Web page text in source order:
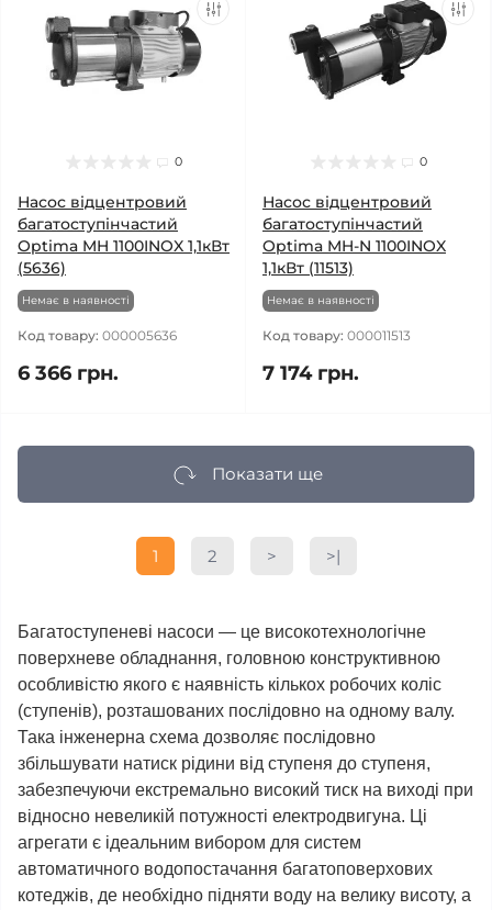
0
Насос відцентровий
багатоступінчастий
Optima MH 1100INOX 1,1кВт
(5636)
Немає в наявності
Код товару: 000005636
6 366 грн.
0
Насос відцентровий
багатоступінчастий
Optima MH-N 1100INOX
1,1кВт (11513)
Немає в наявності
Код товару: 000011513
7 174 грн.
Показати ще
1 2 > >|
Багатоступеневі насоси — це високотехнологічне
поверхневе обладнання, головною конструктивною
особливістю якого є наявність кількох робочих коліс
(ступенів), розташованих послідовно на одному валу.
Така інженерна схема дозволяє послідовно
збільшувати натиск рідини від ступеня до ступеня,
забезпечуючи екстремально високий тиск на виході при
відносно невеликій потужності електродвигуна. Ці
агрегати є ідеальним вибором для систем
автоматичного водопостачання багатоповерхових
котеджів, де необхідно підняти воду на велику висоту, а